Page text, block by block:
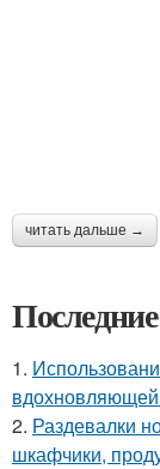
читать дальше →
1.
2. Раздевалки
шкафчики,